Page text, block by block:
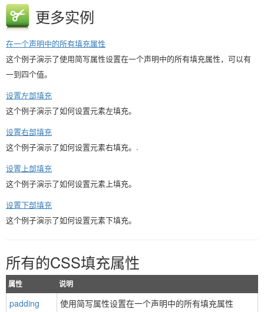
更多实例
在一个声明中的所有填充属性
这个例子演示了使用简写属性设置在一个声明中的所有填充属性，可以有
一到四个值。
设置左部填充
这个例子演示了如何设置元素左填充。
设置右部填充
这个例子演示了如何设置元素右填充。.
设置上部填充
这个例子演示了如何设置元素上填充。
设置下部填充
这个例子演示了如何设置元素下填充。
所有的CSS填充属性
属性 说明
padding 使用简写属性设置在一个声明中的所有填充属性